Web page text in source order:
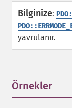
Bilginize:
yavrulanır.
Örnekler